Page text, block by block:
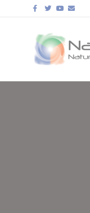
Facebook
TwitterYoutube
Email